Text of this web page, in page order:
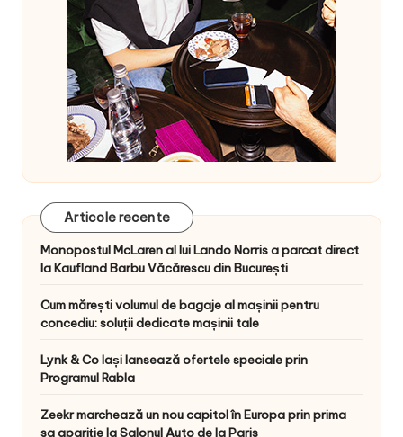
Articole recente
Monopostul McLaren al lui Lando Norris a parcat direct
la Kaufland Barbu Văcărescu din București
Cum mărești volumul de bagaje al mașinii pentru
concediu: soluții dedicate mașinii tale
Lynk & Co Iași lansează ofertele speciale prin
Programul Rabla
Zeekr marchează un nou capitol în Europa prin prima
sa apariție la Salonul Auto de la Paris